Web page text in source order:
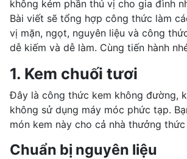
không kém phần thú vị cho gia đình
Bài viết sẽ tổng hợp công thức làm
vị mặn, ngọt, nguyên liệu và công
dễ kiếm và dễ làm. Cùng tiến hành
1. Kem chuối tươi
Đây là công thức kem không đường,
không sử dụng máy móc phức tạp.
món kem này cho cả nhà thưởng thức
Chuẩn bị nguyên liệu